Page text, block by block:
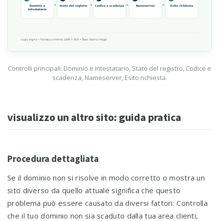
Controlli principali: Dominio e intestatario, Stato del registro, Codice e
scadenza, Nameserver, Esito richiesta.
visualizzo un altro sito: guida pratica
Procedura dettagliata
Se il dominio non si risolve in modo corretto o mostra un
sito diverso da quello attuale significa che questo
problema può essere causato da diversi fattori: Controlla
che il tuo dominio non sia scaduto dalla tua area clienti,